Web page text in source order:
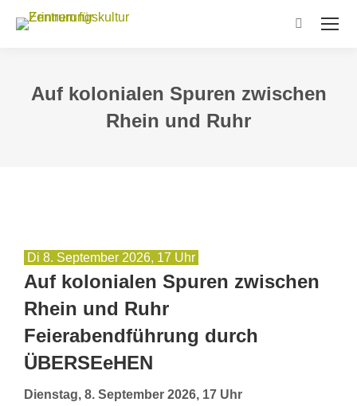
Search:
Auf kolonialen Spuren zwischen
Rhein und Ruhr
Di 8. September 2026, 17 Uhr
Auf kolonialen Spuren zwischen
Rhein und Ruhr
Feierabendführung durch
ÜBERSEeHEN
Dienstag, 8. September 2026, 17 Uhr